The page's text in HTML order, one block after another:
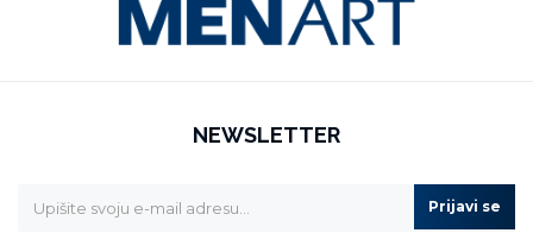
NEWSLETTER
Prijavi se